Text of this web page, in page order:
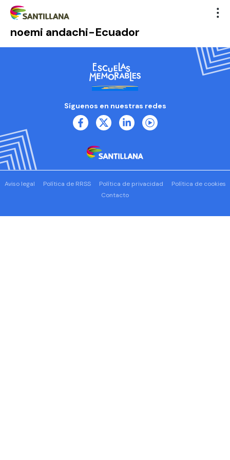
noemi andachi-Ecuador
Síguenos en nuestras redes
Aviso legal Política de RRSS Política de privacidad
Política de cookies
Contacto